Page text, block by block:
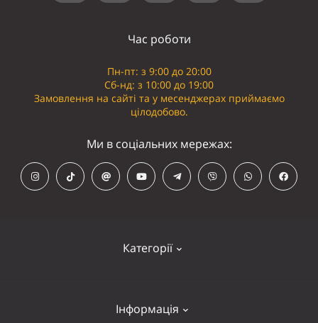
Категорії
Інформація
Час роботи
Пн-пт: з 9:00 до 20:00
Сб-нд: з 10:00 до 19:00
Замовлення на сайті та у месенджерах приймаємо
цілодобово.
Ми в соціальних мережах: